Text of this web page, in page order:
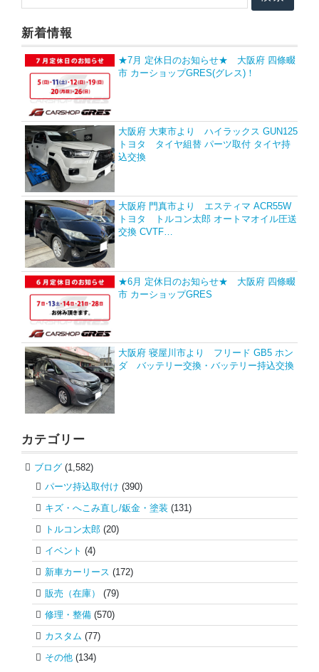
新着情報
★7月 定休日のお知らせ★ 大阪府 四條畷
市 カーショップGRES(グレス)！
大阪府 大東市より ハイラックス GUN125
トヨタ タイヤ組替 パーツ取付 タイヤ持
込交換
大阪府 門真市より エスティマ ACR55W
トヨタ トルコン太郎 オートマオイル圧送
交換 CVTF…
★6月 定休日のお知らせ★ 大阪府 四條畷
市 カーショップGRES
大阪府 寝屋川市より フリード GB5 ホン
ダ バッテリー交換・バッテリー持込交換
カテゴリー
ブログ (1,582)
パーツ持込取付け (390)
キズ・へこみ直し/鈑金・塗装 (131)
トルコン太郎 (20)
イベント (4)
新車カーリース (172)
販売（在庫）
(79)
修理・整備 (570)
カスタム (77)
その他 (134)